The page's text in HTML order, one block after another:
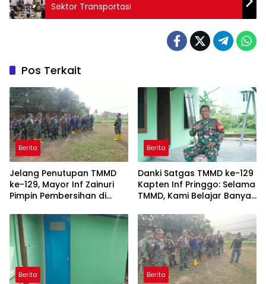
Sektor Transportasi
Pos Terkait
Berita
Jelang Penutupan TMMD
ke-129, Mayor Inf Zainuri
Pimpin Pembersihan di
Berita
Danki Satgas TMMD ke-129
Kapten Inf Pringgo: Selama
TMMD, Kami Belajar Banyak
Berita Berita